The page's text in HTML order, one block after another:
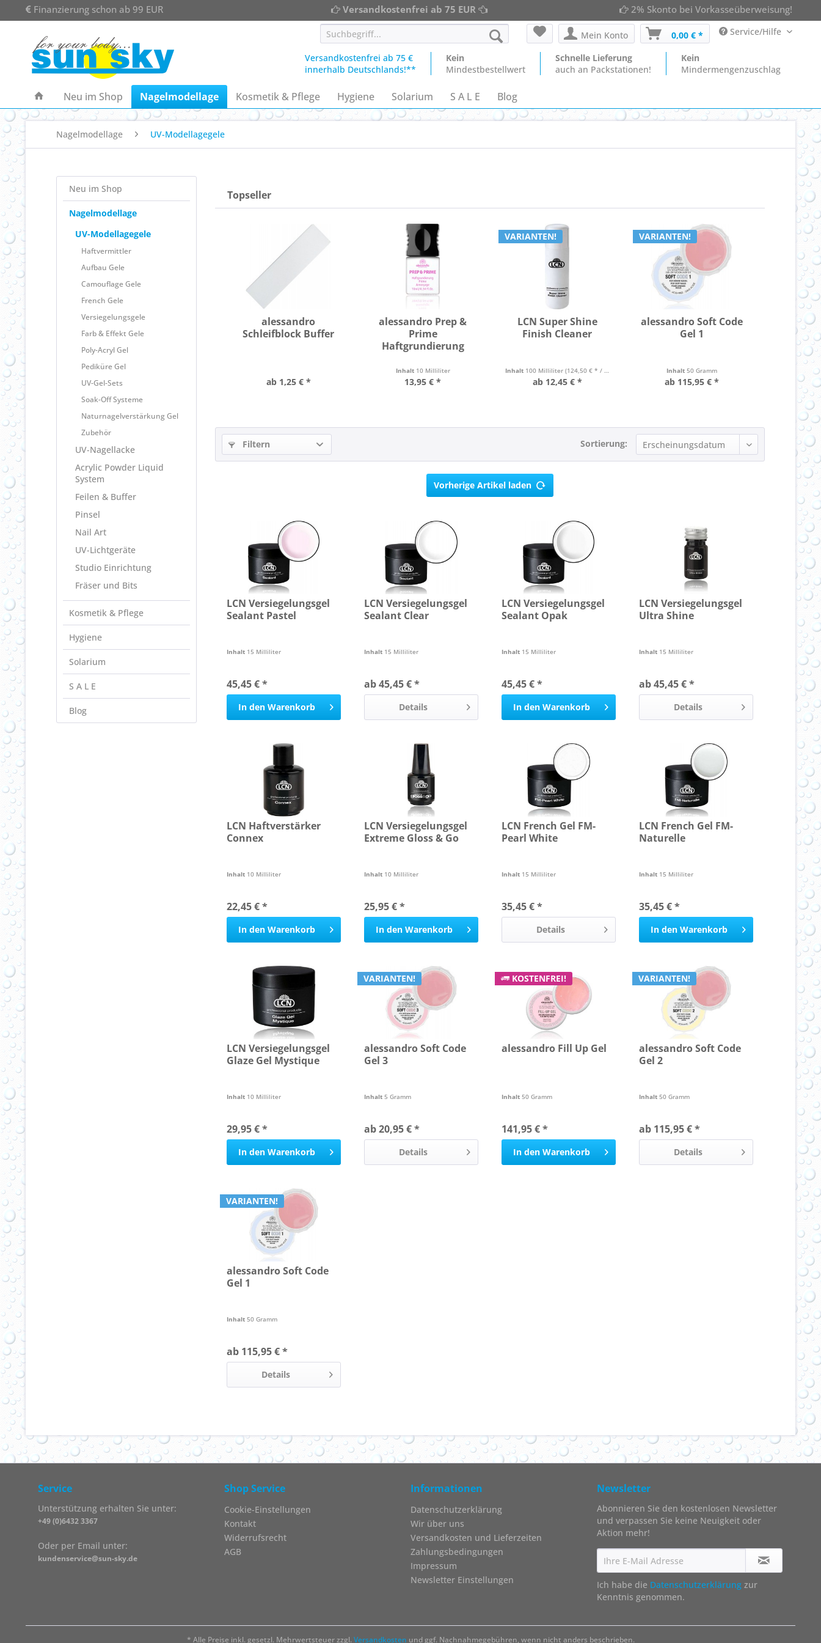
Finanzierung schon ab 99 EUR Versandkostenfrei ab 75 EUR 2% Skonto bei Vorkasseüberweisung!
Mein Konto 0,00 € * Service/Hilfe
Versandkostenfrei ab 75 €
innerhalb Deutschlands!**
Kein
Mindestbestellwert
Schnelle Lieferung
auch an Packstationen!
Kein
Mindermengenzuschlag
Neu im Shop Nagelmodellage Kosmetik & Pflege Hygiene Solarium S A L E Blog
Nagelmodellage UV-Modellagegele
Neu im Shop
Nagelmodellage
UV-Modellagegele
Haftvermittler
Aufbau Gele
Camouflage Gele
French Gele
Versiegelungsgele
Farb & Effekt Gele
Poly-Acryl Gel
Pediküre Gel
UV-Gel-Sets
Soak-Off Systeme
Naturnagelverstärkung Gel
Zubehör
UV-Nagellacke
Acrylic Powder Liquid
System
Feilen & Buffer
Pinsel
Nail Art
UV-Lichtgeräte
Studio Einrichtung
Fräser und Bits
Kosmetik & Pflege
Hygiene
Solarium
S A L E
Blog
Topseller
alessandro
Schleifblock Buffer
ab 1,25 € *
alessandro Prep &
Prime
Haftgrundierung
Inhalt 10 Milliliter
13,95 € *
VARIANTEN!
LCN Super Shine
Finish Cleaner
Inhalt 100 Milliliter (124,50 € * / 1 Liter)
ab 12,45 € *
VARIANTEN!
alessandro Soft Code
Gel 1
Inhalt 50 Gramm
ab 115,95 € *
Filtern Sortierung:
Vorherige Artikel laden
LCN Versiegelungsgel
Sealant Pastel
Inhalt 15 Milliliter
45,45 € *
In den Warenkorb
LCN Versiegelungsgel
Sealant Clear
Inhalt 15 Milliliter
ab 45,45 € *
Details
LCN Versiegelungsgel
Sealant Opak
Inhalt 15 Milliliter
45,45 € *
In den Warenkorb
LCN Versiegelungsgel
Ultra Shine
Inhalt 15 Milliliter
ab 45,45 € *
Details
LCN Haftverstärker
Connex
Inhalt 10 Milliliter
22,45 € *
In den Warenkorb
LCN Versiegelungsgel
Extreme Gloss & Go
Inhalt 10 Milliliter
25,95 € *
In den Warenkorb
LCN French Gel FM-
Pearl White
Inhalt 15 Milliliter
35,45 € *
Details
LCN French Gel FM-
Naturelle
Inhalt 15 Milliliter
35,45 € *
In den Warenkorb
LCN Versiegelungsgel
Glaze Gel Mystique
Inhalt 10 Milliliter
29,95 € *
In den Warenkorb
VARIANTEN!
alessandro Soft Code
Gel 3
Inhalt 5 Gramm
ab 20,95 € *
Details
KOSTENFREI!
alessandro Fill Up Gel
Inhalt 50 Gramm
141,95 € *
In den Warenkorb
VARIANTEN!
alessandro Soft Code
Gel 2
Inhalt 50 Gramm
ab 115,95 € *
Details
VARIANTEN!
alessandro Soft Code
Gel 1
Inhalt 50 Gramm
ab 115,95 € *
Details
Service
Unterstützung erhalten Sie unter:
+49 (0)6432 3367
Oder per Email unter:
kundenservice@sun-sky.de
Shop Service
Cookie-Einstellungen
Kontakt
Widerrufsrecht
AGB
Informationen
Datenschutzerklärung
Wir über uns
Versandkosten und Lieferzeiten
Zahlungsbedingungen
Impressum
Newsletter Einstellungen
Newsletter
Abonnieren Sie den kostenlosen Newsletter
und verpassen Sie keine Neuigkeit oder
Aktion mehr!
Ich habe die Datenschutzerklärung zur
Kenntnis genommen.
* Alle Preise inkl. gesetzl. Mehrwertsteuer zzgl. Versandkosten und ggf. Nachnahmegebühren, wenn nicht anders beschrieben.